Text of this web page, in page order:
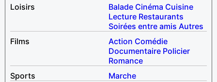
Loisirs
Balade Cinéma Cuisine
Lecture Restaurants
Soirées entre amis Autres
Films
Action Comédie
Documentaire Policier
Romance
Sports
Marche